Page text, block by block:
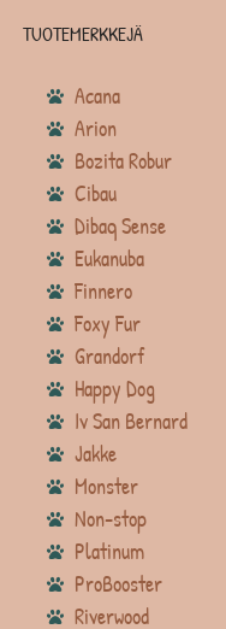
TUOTEMERKKEJÄ
Acana
Arion
Bozita Robur
Cibau
Dibaq Sense
Eukanuba
Finnero
Foxy Fur
Grandorf
Happy Dog
Iv San Bernard
Jakke
Monster
Non-stop
Platinum
ProBooster
Riverwood